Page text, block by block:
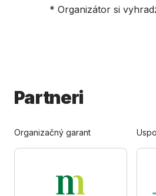
* Organizátor si
Partneri
Organizačný garant